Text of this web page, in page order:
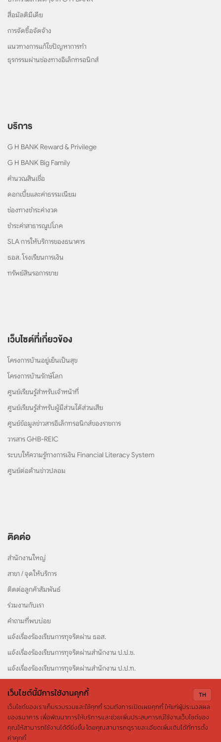
สื่อมัลติมีเดีย
การจัดซื้อจัดจ้าง
แนวทางการแก้ไขปัญหาการทำ
ธุรกรรมผ่านช่องทางอิเล็กทรอนิกส์
บริการ
G H BANK Reward & Privilege
G H BANK Big Family
คำนวณสินเชื่อ
ดอกเบี้ยและค่าธรรมเนียม
ช่องทางชำระค่างวด
ชำระค่าสาธารณูปโภค
SLA การให้บริการของธนาคาร
ธอส. โรงเรียนการเงิน
ทรัพย์สินรอการขาย
เว็บไซต์ที่เกี่ยวข้อง
โครงการบ้านอยู่เย็นเป็นสุข
โครงการบ้านรักษ์โลก
ศูนย์เรียนรู้สำหรับเจ้าหน้าที่
ศูนย์เรียนรู้สำหรับผู้มีส่วนได้ส่วนเสีย
ศูนย์ข้อมูลข่าวสารอิเล็กทรอนิกส์ของราชการ
วารสาร GHB-REIC
ระบบให้ความรู้ทางการเงิน Financial Literacy System
ศูนย์ต่อต้านข่าวปลอม
ติดต่อ
สำนักงานใหญ่
สาขา / จุดให้บริการ
ติดต่อลูกค้าสัมพันธ์
ร่วมงานกับเรา
คำถามที่พบบ่อย
แจ้งเรื่องร้องเรียนการทุจริตผ่าน ธอส.
แจ้งเรื่องร้องเรียนการทุจริตผ่านสำนักงาน ป.ป.ช.
แจ้งเรื่องร้องเรียนการทุจริตผ่านสำนักงาน ป.ป.ท.
สงวนลิขสิทธิ์ © 2569 ธนาคารอาคารสงเคราะห์
TH
เว็บไซต์นี้มีการใช้งานคุกกี้
เว็บไซต์ของเราเก็บรวบรวมและใช้คุกกี้ รวมถึงการเปิดเผยคุกกี้ ให้แก่ผู้ประมวลผล
ของธนาคาร เพื่อพัฒนาการให้บริการและช่วยเพิ่มประสบการณ์ใช้งานเว็บไซต์ของ
คุณให้สามารถใช้งานได้ดียิ่งขึ้น โดยคุณสามารถดูรายละเอียดเพิ่มเติมได้ที่การตั้ง
ค่าคุกกี้